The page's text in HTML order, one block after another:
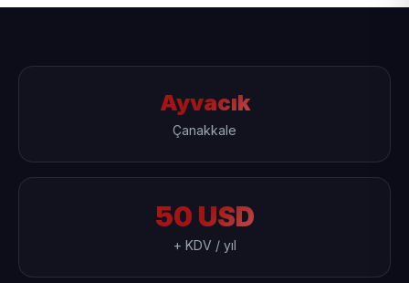
Ayvacık
Çanakkale
50 USD
+ KDV / yıl